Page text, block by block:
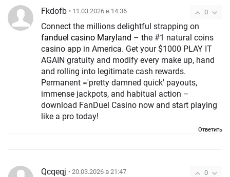
0
Fkdofb • 11.03.2026 в 14:36
Connect the millions delightful strapping on
fanduel casino Maryland
casino app in America. Get your $1000 PLAY IT
AGAIN gratuity and modify every make up, hand
and rolling into legitimate cash rewards.
Permanent ='pretty damned quick' payouts,
immense jackpots, and habitual action –
download FanDuel Casino now and start playing
like a pro today!
Ответить
0
Qcqeqj • 20.03.2026 в 21:47